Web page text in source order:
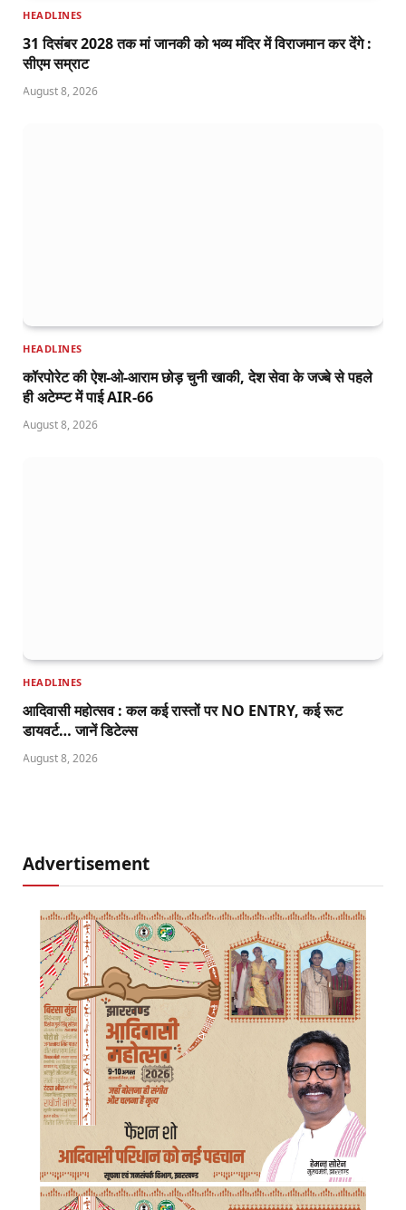
HEADLINES
31 दिसंबर 2028 तक मां जानकी को भव्य मंदिर में विराजमान कर देंगे :
सीएम सम्राट
August 8, 2026
HEADLINES
कॉरपोरेट की ऐश-ओ-आराम छोड़ चुनी खाकी, देश सेवा के जज्बे से पहले
ही अटेम्प्ट में पाई AIR-66
August 8, 2026
HEADLINES
आदिवासी महोत्सव : कल कई रास्तों पर NO ENTRY, कई रूट
डायवर्ट… जानें डिटेल्स
August 8, 2026
Advertisement